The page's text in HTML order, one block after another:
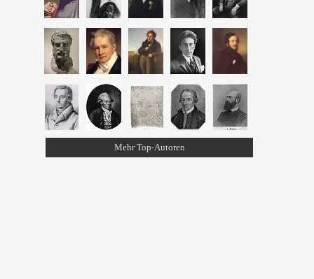
Mehr Top-Autoren